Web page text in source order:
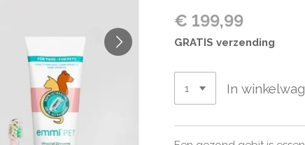
€ 199,99
GRATIS verzending
In